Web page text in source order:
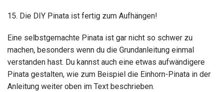
15. Die DIY Pinata ist fertig zum Aufhängen!
Eine selbstgemachte Pinata ist gar nicht so schwer zu
machen, besonders wenn du die Grundanleitung einmal
verstanden hast. Du kannst auch eine etwas aufwändigere
Pinata gestalten, wie zum Beispiel die Einhorn-Pinata in der
Anleitung weiter oben im Text beschrieben.